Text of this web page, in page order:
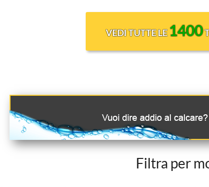
VEDI TUTTE LE1400
Filtra per